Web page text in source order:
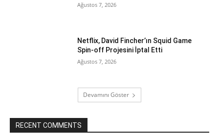
Ağustos 7, 2026
Netflix, David Fincher’ın Squid Game
Spin-off Projesini İptal Etti
Ağustos 7, 2026
Devamını Göster
RECENT COMMENTS